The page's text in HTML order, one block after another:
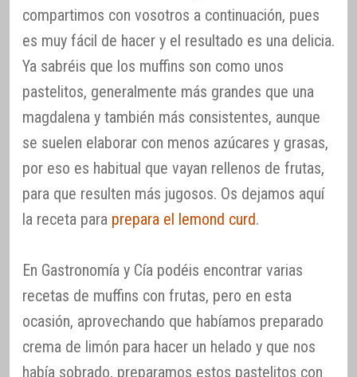
compartimos con vosotros a continuación, pues
es muy fácil de hacer y el resultado es una delicia.
Ya sabréis que los muffins son como unos
pastelitos, generalmente más grandes que una
magdalena y también más consistentes, aunque
se suelen elaborar con menos azúcares y grasas,
por eso es habitual que vayan rellenos de frutas,
para que resulten más jugosos. Os dejamos aquí
la receta para prepara el lemond curd.
En Gastronomía y Cía podéis encontrar varias
recetas de muffins con frutas, pero en esta
ocasión, aprovechando que habíamos preparado
crema de limón para hacer un helado y que nos
había sobrado, preparamos estos pastelitos con